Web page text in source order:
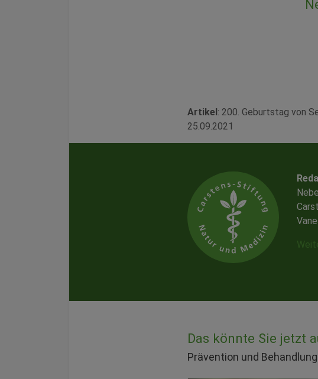
Artikel: 200. Geburtstag von
25.09.2021
Das könnte Sie jetzt
Prävention und Behandlung